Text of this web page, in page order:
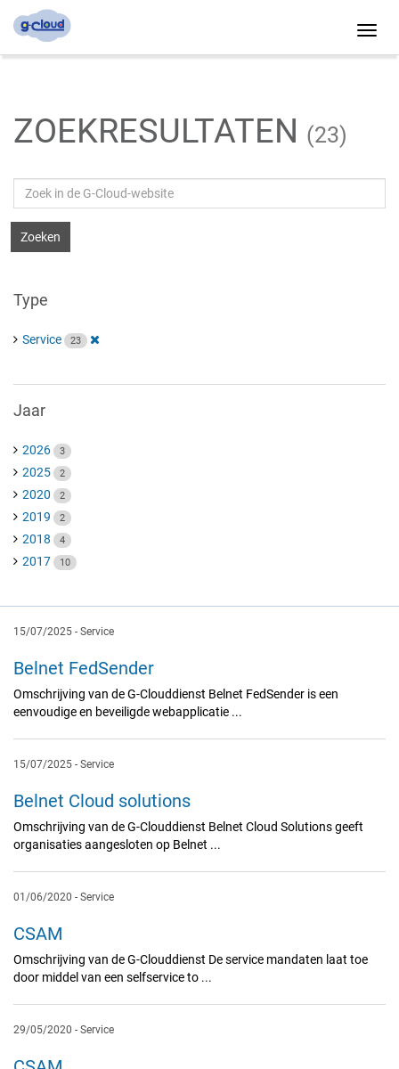
ZOEKRESULTATEN (23)
Zoeken
Zoeken
Type
Service 23
Jaar
2026 3
2025 2
2020 2
2019 2
2018 4
2017 10
15/07/2025 - Service
Belnet FedSender
Omschrijving van de G-Clouddienst Belnet FedSender is een
eenvoudige en beveiligde webapplicatie ...
15/07/2025 - Service
Belnet Cloud solutions
Omschrijving van de G-Clouddienst Belnet Cloud Solutions geeft
organisaties aangesloten op Belnet ...
01/06/2020 - Service
CSAM
Omschrijving van de G-Clouddienst De service mandaten laat toe
door middel van een selfservice to ...
29/05/2020 - Service